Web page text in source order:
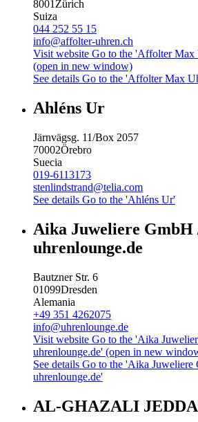
8001Zürich
Suiza
044 252 55 15
info@affolter-uhren.ch
Visit website Go to the 'Affolter
(open in new window)
See details Go to the 'Affolter Max
Ahléns Ur
Järnvägsg. 11/Box 2057
70002Örebro
Suecia
019-6113173
stenlindstrand@telia.com
See details Go to the 'Ahléns Ur'
Aika Juweliere GmbH
uhrenlounge.de
Bautzner Str. 6
01099Dresden
Alemania
+49 351 4262075
info@uhrenlounge.de
Visit website Go to the 'Aika
uhrenlounge.de' (open in new
See details Go to the 'Aika Juweliere
uhrenlounge.de'
AL-GHAZALI